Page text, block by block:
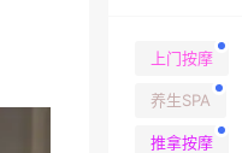
上门按摩
养生SPA
推拿按摩